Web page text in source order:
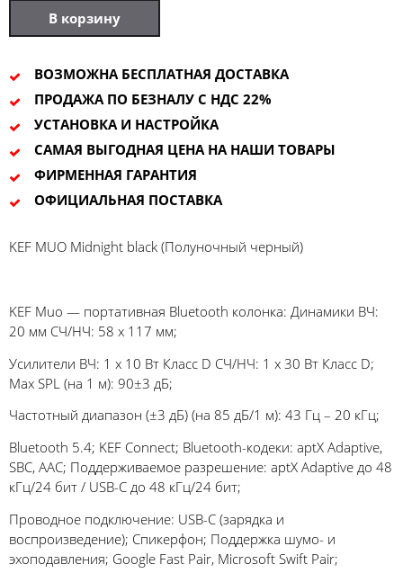
В корзину
ВОЗМОЖНА БЕСПЛАТНАЯ ДОСТАВКА
ПРОДАЖА ПО БЕЗНАЛУ С НДС 22%
УСТАНОВКА И НАСТРОЙКА
САМАЯ ВЫГОДНАЯ ЦЕНА НА НАШИ ТОВАРЫ
ФИРМЕННАЯ ГАРАНТИЯ
ОФИЦИАЛЬНАЯ ПОСТАВКА
KEF MUO Midnight black (Полуночный черный)
KEF Muo — портативная Bluetooth колонка: Динамики ВЧ:
20 мм СЧ/НЧ: 58 x 117 мм;
Усилители ВЧ: 1 x 10 Вт Класс D СЧ/НЧ: 1 x 30 Вт Класс D;
Max SPL (на 1 м): 90±3 дБ;
Частотный диапазон (±3 дБ) (на 85 дБ/1 м): 43 Гц – 20 кГц;
Bluetooth 5.4; KEF Connect; Bluetooth-кодеки: aptX Adaptive,
SBC, AAC; Поддерживаемое разрешение: aptX Adaptive до 48
кГц/24 бит / USB-C до 48 кГц/24 бит;
Проводное подключение: USB-C (зарядка и
воспроизведение); Спикерфон; Поддержка шумо- и
эхоподавления; Google Fast Pair, Microsoft Swift Pair;